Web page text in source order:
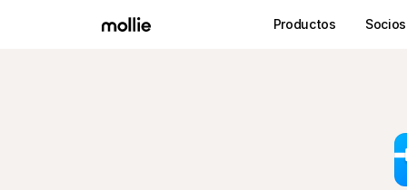
Productos Socios